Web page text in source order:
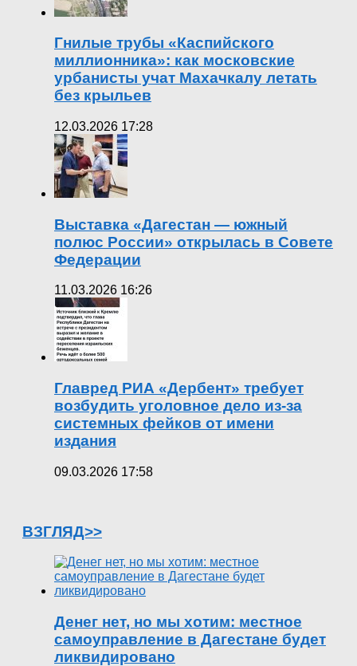
Гнилые трубы «Каспийского
миллионника»: как московские
урбанисты учат Махачкалу летать
без крыльев
12.03.2026 17:28
Выставка «Дагестан — южный
полюс России» открылась в Совете
Федерации
11.03.2026 16:26
Главред РИА «Дербент» требует
возбудить уголовное дело из-за
системных фейков от имени
издания
09.03.2026 17:58
ВЗГЛЯД>>
Денег нет, но мы хотим: местное
самоуправление в Дагестане будет
ликвидировано